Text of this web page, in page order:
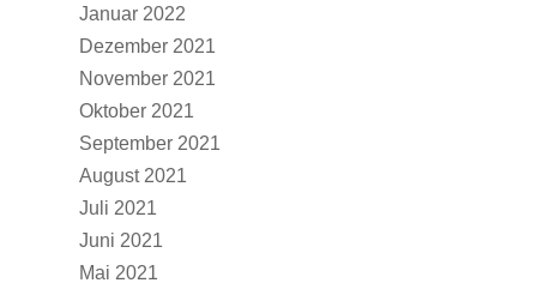
Januar 2022
Dezember 2021
November 2021
Oktober 2021
September 2021
August 2021
Juli 2021
Juni 2021
Mai 2021